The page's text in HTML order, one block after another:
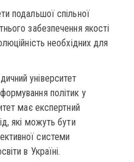
подальшої спільної
забезпечення якості
необхідних для
університет
політик у
має експертний
які можуть бути
системи
в Україні.